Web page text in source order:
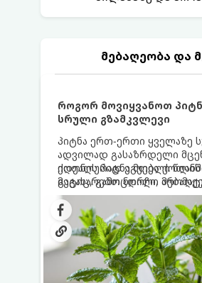
მებაღეობა და
როგორ მოვიყვანოთ
სრული გზამკვლევი
პიტნა ერთ-ერთი ყველაზე
ადვილად გასაზრდელი
იდეალურად ეგუება
მეტიც, გამოცდილი
პიტნა მხოლოდ ქოთანში
ღია გრუნტში (ბაღში)
ძალიან სწრაფად
მცენარეებს ავიწროებს.
ქოთნის პიტნა მთელი წლის
გაგახარებთ ნორჩი,
ჩაის, ლიმონათისა თუ